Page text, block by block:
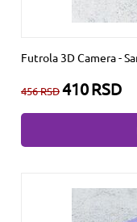
Futrola 3D Camera -
456RSD410RSD